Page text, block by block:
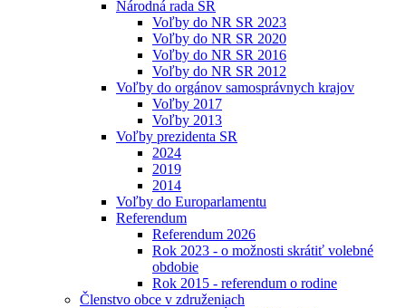
Národná rada SR
Voľby do NR SR 2023
Voľby do NR SR 2020
Voľby do NR SR 2016
Voľby do NR SR 2012
Voľby do orgánov samosprávnych krajov
Voľby 2017
Voľby 2013
Voľby prezidenta SR
2024
2019
2014
Voľby do Europarlamentu
Referendum
Referendum 2026
Rok 2023 - o možnosti skrátiť volebné
obdobie
Rok 2015 - referendum o rodine
Členstvo obce v združeniach